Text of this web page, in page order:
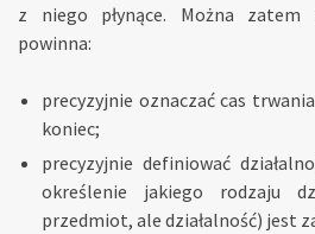
z niego płynące. Można zatem
powinna:
precyzyjnie oznaczać cas
koniec;
precyzyjnie definiować
określenie jakiego rodzaju
przedmiot, ale działalność) jest